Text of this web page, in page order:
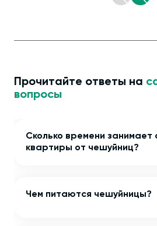
Прочитайте ответы на
вопросы
Сколько времени занимает
квартиры от чешуйниц?
Чем питаются чешуйницы?